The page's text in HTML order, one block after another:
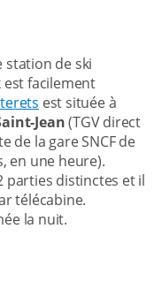
de ski
est facilement
est située à
Jean(TGV direct
de la gare SNCF de
en une heure).
parties distinctes et il
télécabine.
la nuit.